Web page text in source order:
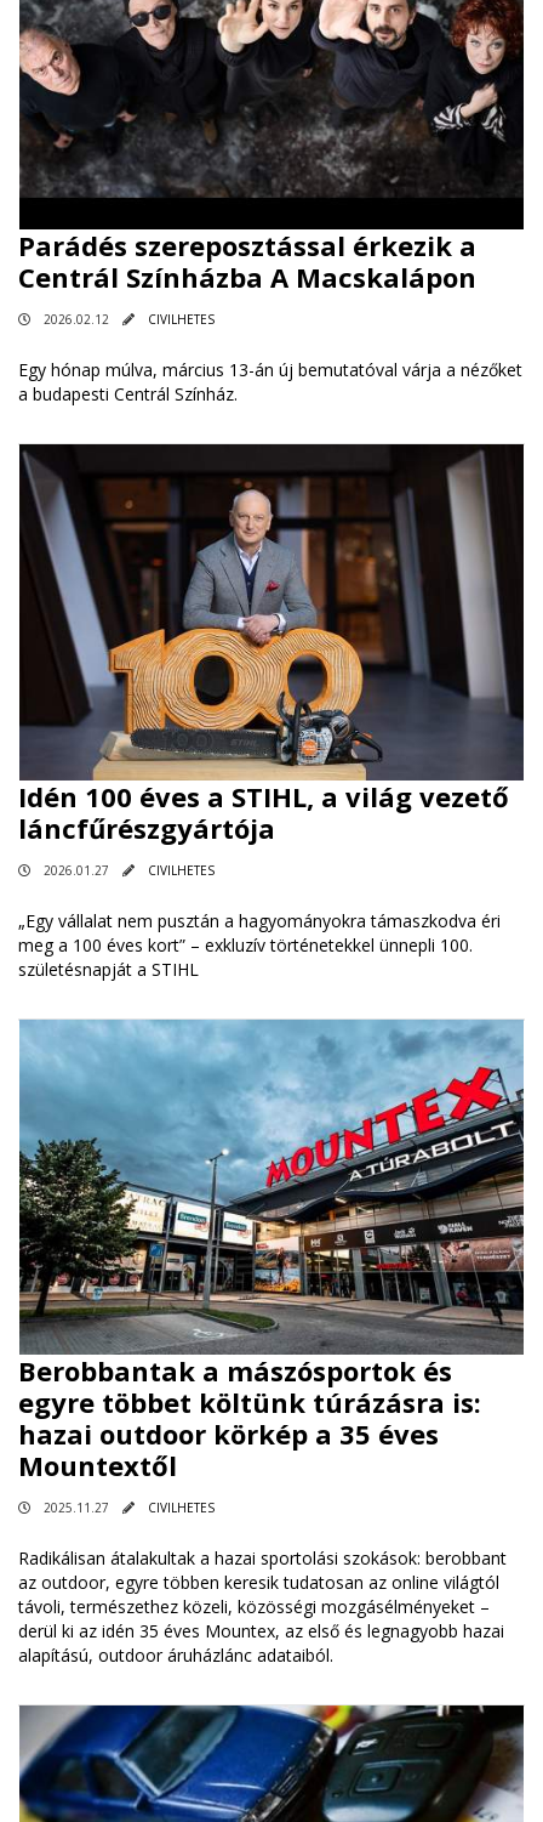
Parádés szereposztással érkezik a
Centrál Színházba A Macskalápon
2026.02.12 CIVILHETES
Egy hónap múlva, március 13-án új bemutatóval várja a nézőket
a budapesti Centrál Színház.
Idén 100 éves a STIHL, a világ vezető
láncfűrészgyártója
2026.01.27 CIVILHETES
„Egy vállalat nem pusztán a hagyományokra támaszkodva éri
meg a 100 éves kort” – exkluzív történetekkel ünnepli 100.
születésnapját a STIHL
Berobbantak a mászósportok és
egyre többet költünk túrázásra is:
hazai outdoor körkép a 35 éves
Mountextől
2025.11.27 CIVILHETES
Radikálisan átalakultak a hazai sportolási szokások: berobbant
az outdoor, egyre többen keresik tudatosan az online világtól
távoli, természethez közeli, közösségi mozgásélményeket –
derül ki az idén 35 éves Mountex, az első és legnagyobb hazai
alapítású, outdoor áruházlánc adataiból.